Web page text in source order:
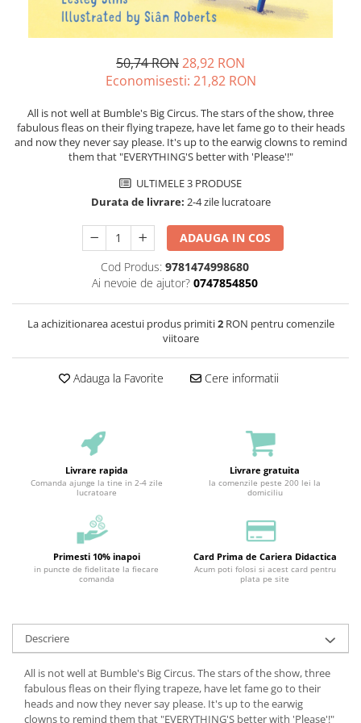
50,74 RON28,92 RON
Economisesti: 21,82 RON
All is not well at Bumble's Big Circus. The stars of the show, three
fabulous fleas on their flying trapeze, have let fame go to their heads
and now they never say please. It's up to the earwig clowns to remind
them that "EVERYTHING'S better with 'Please'!"
ULTIMELE 3 PRODUSE
Durata de livrare: 2-4 zile lucratoare
ADAUGA IN COS
Cod Produs: 9781474998680
Ai nevoie de ajutor? 0747854850
La achizitionarea acestui produs primiti2RON pentru comenzile
viitoare
Adauga la Favorite Cere informatii
Livrare rapida
Comanda ajunge la tine in 2-4 zile
lucratoare
Livrare gratuita
la comenzile peste 200 lei la
domiciliu
Primesti 10% inapoi
in puncte de fidelitate la fiecare
comanda
Card Prima de Cariera Didactica
Acum poti folosi si acest card pentru
plata pe site
Descriere
All is not well at Bumble's Big Circus. The stars of the show, three
fabulous fleas on their flying trapeze, have let fame go to their
heads and now they never say please. It's up to the earwig
clowns to remind them that "EVERYTHING'S better with 'Please'!"